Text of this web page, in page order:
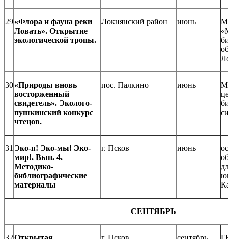
29«Флора и фауна реки
Ловать». Открытие
экологической тропы.
Локнянский район июнь
30«Природы вновь
восторженный
свидетель». Эколого-
пушкинский конкурс
чтецов.
пос. Палкино июнь
31 Эко-я! Эко-мы! Эко-
мир!. Вып. 4.
Методико-
библиографические
материалы
г. Псков июнь
СЕНТЯБРЬ